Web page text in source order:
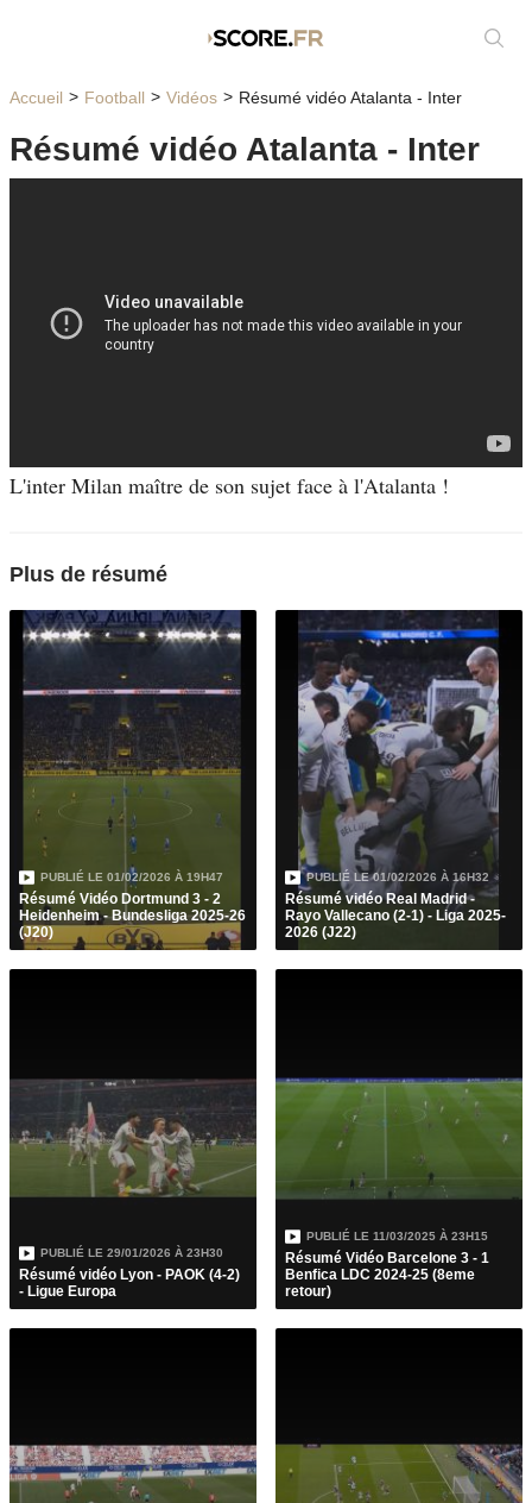
Accueil Football Vidéos Résumé vidéo Atalanta - Inter
Résumé vidéo Atalanta - Inter
L'inter Milan maître de son sujet face à l'Atalanta !
Plus de résumé
PUBLIÉ LE 01/02/2026 À 19H47
Résumé Vidéo Dortmund 3 - 2
Heidenheim - Bundesliga 2025-26
(J20)
PUBLIÉ LE01/02/2026 À 16H32
Résumé vidéo Real Madrid -
Rayo Vallecano (2-1) - Liga 2025-
2026 (J22)
PUBLIÉ LE 29/01/2026 À 23H30
Résumé vidéo Lyon - PAOK (4-2)
- Ligue Europa
PUBLIÉ LE 11/03/2025 À 23H15
Résumé Vidéo Barcelone 3 - 1
Benfica LDC 2024-25 (8eme
retour)